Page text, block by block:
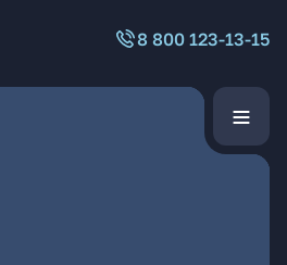
8 800 123-13-15